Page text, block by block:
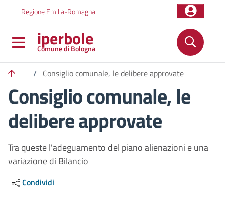
Regione Emilia-Romagna
iperbole
Comune di Bologna
/ Consiglio comunale, le delibere approvate
Consiglio comunale, le
delibere approvate
Tra queste l'adeguamento del piano alienazioni e una
variazione di Bilancio
Condividi